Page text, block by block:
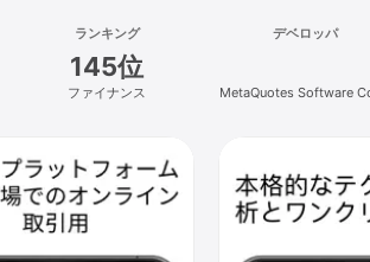
ランキング
145位
ファイナンス
デベロッパ
MetaQuotes Software